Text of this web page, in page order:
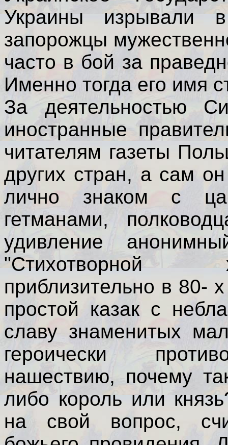
Украины изрывали
запорожцы
часто в бой за
Именно тогда его имя
За деятельностью
иностранные
читателям газеты
других стран, а сам
лично знаком с
гетманами,
удивление
"Стихотворной
приблизительно в 80-
простой казак с
славу знаменитых
героически
нашествию, почему
либо король или
на свой вопрос,